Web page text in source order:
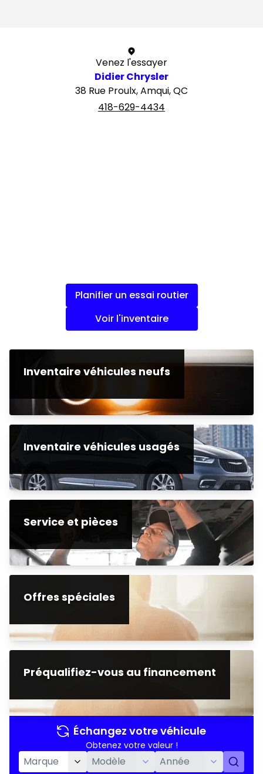
Venez l'essayer
Didier Chrysler
38 Rue Proulx, Amqui, QC
418-629-4434
Planifier un essai routier
Voir l'inventaire
Inventaire véhicules neufs
Inventaire véhicules usagés
Service et pièces
Offres spéciales
Préqualifiez-vous au financement
Échangez votre véhicule
Obtenez votre valeur !